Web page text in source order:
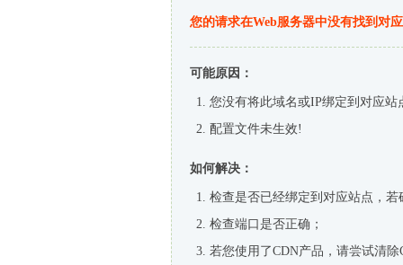
您的请求在Web服务器中没有找到对
可能原因：
您没有将此域名或IP绑定到对应站
配置文件未生效!
如何解决：
检查是否已经绑定到对应站点，
检查端口是否正确；
若您使用了CDN产品，请尝试清除